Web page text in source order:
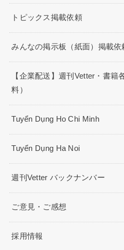
トピックス掲載依頼
みんなの掲示板（紙面）掲載依
【企業配送】週刊Vetter・書籍
料）
Tuyển Dụng Ho Chi Minh
Tuyển Dụng Ha Noi
週刊Vetter バックナンバー
ご意見・ご感想
採用情報